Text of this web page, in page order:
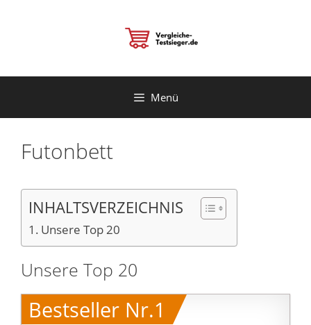
Menü
Futonbett
INHALTSVERZEICHNIS
Unsere Top 20
Unsere Top 20
Bestseller Nr.1